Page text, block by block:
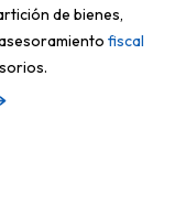
de bienes,
fiscal